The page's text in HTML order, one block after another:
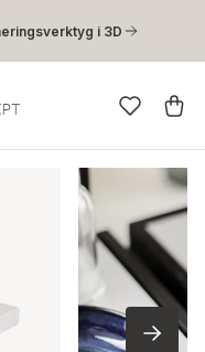
i 3D